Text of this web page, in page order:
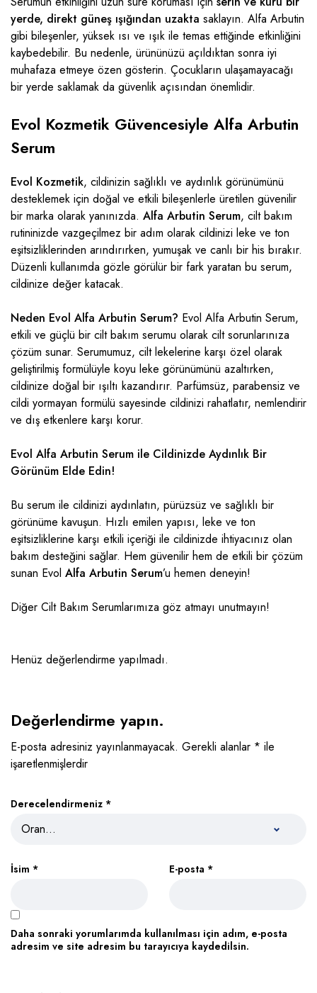
yerde, direkt güneş ışığından uzakta saklayın. Alfa Arbutin
gibi bileşenler, yüksek ısı ve ışık ile temas ettiğinde etkinliğini
kaybedebilir. Bu nedenle, ürününüzü açıldıktan sonra iyi
muhafaza etmeye özen gösterin. Çocukların ulaşamayacağı
bir yerde saklamak da güvenlik açısından önemlidir.
Evol Kozmetik Güvencesiyle Alfa Arbutin
Serum
Evol Kozmetik, cildinizin sağlıklı ve aydınlık görünümünü
desteklemek için doğal ve etkili bileşenlerle üretilen güvenilir
bir marka olarak yanınızda. Alfa Arbutin Serum, cilt bakım
rutininizde vazgeçilmez bir adım olarak cildinizi leke ve ton
eşitsizliklerinden arındırırken, yumuşak ve canlı bir his bırakır.
Düzenli kullanımda gözle görülür bir fark yaratan bu serum,
cildinize değer katacak.
Neden Evol Alfa Arbutin Serum? Evol Alfa Arbutin Serum,
etkili ve güçlü bir cilt bakım serumu olarak cilt sorunlarınıza
çözüm sunar. Serumumuz, cilt lekelerine karşı özel olarak
geliştirilmiş formülüyle koyu leke görünümünü azaltırken,
cildinize doğal bir ışıltı kazandırır. Parfümsüz, parabensiz ve
cildi yormayan formülü sayesinde cildinizi rahatlatır, nemlendirir
ve dış etkenlere karşı korur.
Evol Alfa Arbutin Serum ile Cildinizde Aydınlık Bir
Görünüm Elde Edin!
Bu serum ile cildinizi aydınlatın, pürüzsüz ve sağlıklı bir
görünüme kavuşun. Hızlı emilen yapısı, leke ve ton
eşitsizliklerine karşı etkili içeriği ile cildinizde ihtiyacınız olan
bakım desteğini sağlar. Hem güvenilir hem de etkili bir çözüm
sunan Evol Alfa Arbutin Serum’u hemen deneyin!
Diğer Cilt Bakım Serumlarımıza göz atmayı unutmayın!
Henüz değerlendirme yapılmadı.
Değerlendirme yapın.
E-posta adresiniz yayınlanmayacak. Gerekli alanlar * ile
işaretlenmişlerdir
Derecelendirmeniz *
İsim * E-posta *
Daha sonraki yorumlarımda kullanılması için adım, e-posta
adresim ve site adresim bu tarayıcıya kaydedilsin.